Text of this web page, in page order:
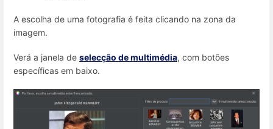
A escolha de uma fotografia é feita clicando na zona da
imagem.
Verá a janela de selecção de multimédia, com botões
específicas em baixo.